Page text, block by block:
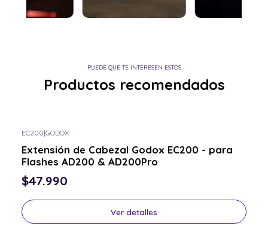
PUEDE QUE TE INTERESEN ESTOS
Productos recomendados
EC200|GODOX
Extensión de Cabezal Godox EC200 - para
Flashes AD200 & AD200Pro
$47.990
Ver detalles